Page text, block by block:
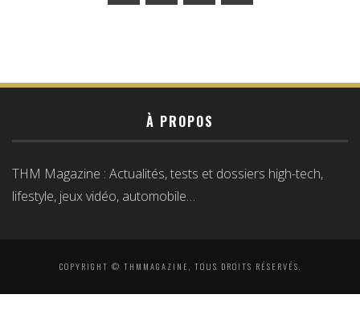
À PROPOS
THM Magazine : Actualités, tests et dossiers high-tech,
lifestyle, jeux vidéo, automobile…
COPYRIGHT © THMMAGAZINE, TOUS DROITS RÉSERVÉS.